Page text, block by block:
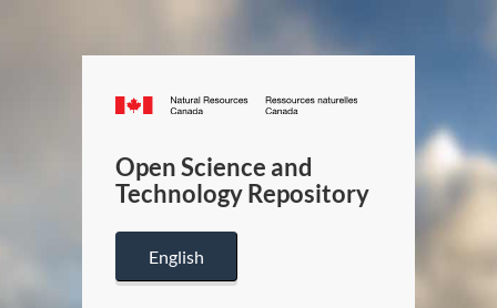
Canada.ca
/
Canada
Open Science and
Technology Repository
English